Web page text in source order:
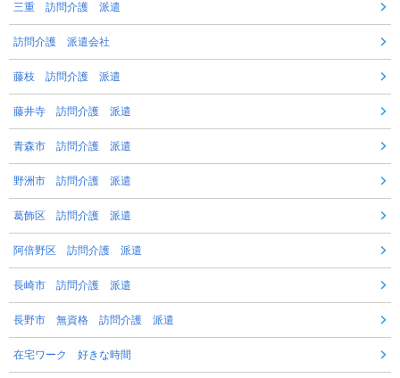
三重 訪問介護 派遣
訪問介護 派遣会社
藤枝 訪問介護 派遣
藤井寺 訪問介護 派遣
青森市 訪問介護 派遣
野洲市 訪問介護 派遣
葛飾区 訪問介護 派遣
阿倍野区 訪問介護 派遣
長崎市 訪問介護 派遣
長野市 無資格 訪問介護 派遣
在宅ワーク 好きな時間